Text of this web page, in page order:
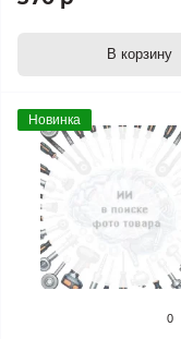
В корзину
Новинка
0